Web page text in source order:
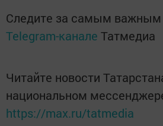
Следите за самым важным
Telegram-канале Татмедиа
Читайте новости
национальном
https://max.ru/tatmedia